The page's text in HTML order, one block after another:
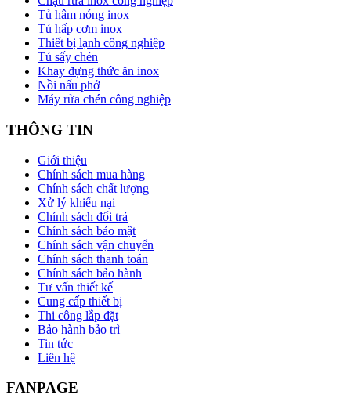
Tủ hâm nóng inox
Tủ hấp cơm inox
Thiết bị lạnh công nghiệp
Tủ sấy chén
Khay đựng thức ăn inox
Nồi nấu phở
Máy rửa chén công nghiệp
THÔNG TIN
Giới thiệu
Chính sách mua hàng
Chính sách chất lượng
Xử lý khiếu nại
Chính sách đổi trả
Chính sách bảo mật
Chính sách vận chuyển
Chính sách thanh toán
Chính sách bảo hành
Tư vấn thiết kế
Cung cấp thiết bị
Thi công lắp đặt
Bảo hành bảo trì
Tin tức
Liên hệ
FANPAGE